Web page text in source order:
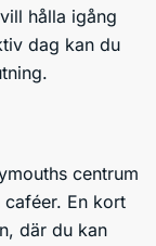
hålla igång
dag kan du
centrum
En kort
där du kan